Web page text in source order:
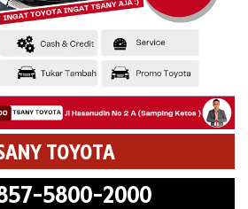
TOYOTA
5800-2000